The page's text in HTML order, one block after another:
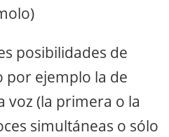
posibilidades de
por ejemplo la de
voz (la primera o la
simultáneas o sólo